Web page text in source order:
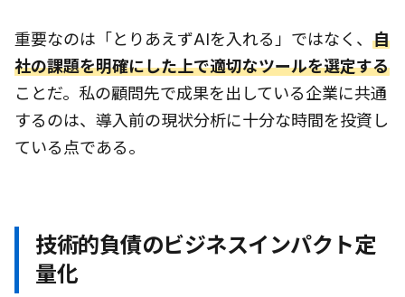
重要なのは「とりあえずAIを入れる」ではなく、 自
社の課題を明確にした上で適切なツールを選定する
ことだ。私の顧問先で成果を出している企業に共通
するのは、導入前の現状分析に十分な時間を投資し
ている点である。
技術的負債のビジネスインパクト定
量化